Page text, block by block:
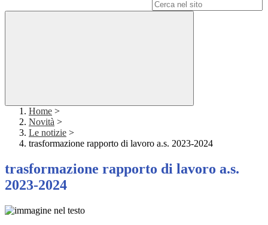
Home >
Novità >
Le notizie >
trasformazione rapporto di lavoro a.s. 2023-2024
trasformazione rapporto di lavoro a.s.
2023-2024